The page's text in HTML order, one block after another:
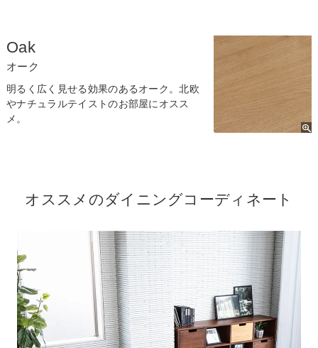
Oak
オーク
明るく広く見せる効果のあるオーク。北欧
やナチュラルテイストのお部屋にオスス
メ。
オススメのダイニングコーディネート